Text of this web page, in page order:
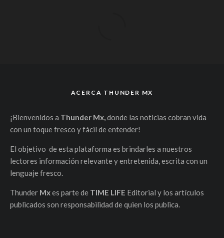
ACERCA THUNDER MX
¡Bienvenidos a Thunder Mx,donde las noticias cobran vida
con un toque fresco y fácil de entender!
El objetivo de esta plataforma es brindarles a nuestros
lectores información relevante y entretenida, escrita con un
lenguaje fresco.
Thunder Mxes parte de TIME LIFE Editorial y los artículos
publicados son responsabilidad de quien los publica.